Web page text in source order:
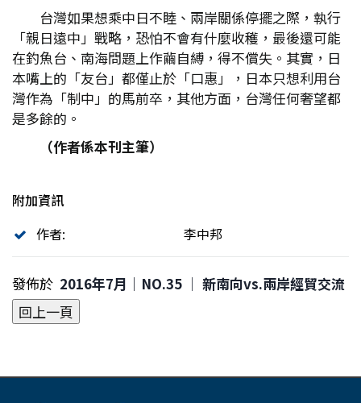
台灣如果想乘中日不睦、兩岸關係停擺之際，執行
「親日遠中」戰略，恐怕不會有什麼收穫，最後還可能
在釣魚台、南海問題上作繭自縛，得不償失。其實，日
本嘴上的「友台」都僅止於「口惠」，日本只想利用台
灣作為「制中」的馬前卒，其他方面，台灣任何奢望都
是多餘的。
（作者係本刊主筆）
附加資訊
作者:
李中邦
發佈於 2016年7月｜NO.35 │ 新南向vs.兩岸經貿交流